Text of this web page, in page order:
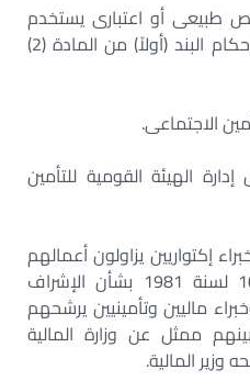
أو اعتبارى يستخدم
عاملاً أو أكثر من الخاضعين لأحكام البند (أولاً) من المادة (2)
الاجتماعى.
الهيئة القومية للتأمين
إكتواريين يزاولون أعمالهم
وفقاً لأحكام القانون رقم 10 لسنة 1981 بشأن الإشراف
ماليين وتأمينيين يرشحهم
ممثل عن وزارة المالية
المالية.